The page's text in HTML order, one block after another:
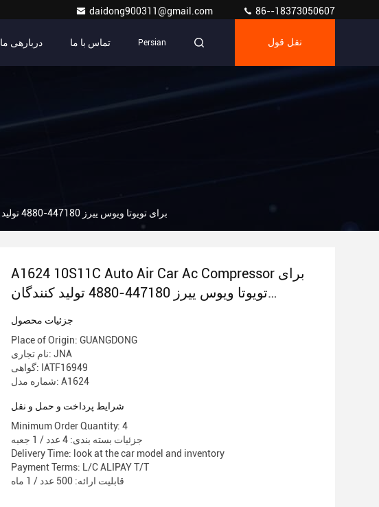
daidong900311@gmail.com 86--18373050607
دربارهی ما تماس با ما Persian نقل قول
A1624 10S11C Auto Air Car Ac Compressor برای تویوتا ویوس ییرز 447180-4880 تولید کنندگان خودروهای الکتریکی
A1624 10S11C Auto Air Car Ac Compressor برای
تویوتا ویوس ییرز 447180-4880 تولید کنندگان
خودروهای الکتریکی
جزئیات محصول
Place of Origin: GUANGDONG
نام تجاری: JNA
گواهی: IATF16949
شماره مدل: A1624
شرایط پرداخت و حمل و نقل
Minimum Order Quantity: 4
جزئیات بسته بندی: 4 عدد / 1 جعبه
Delivery Time: look at the car model and inventory
Payment Terms: L/C ALIPAY T/T
قابلیت ارائه: 500 عدد / 1 ماه